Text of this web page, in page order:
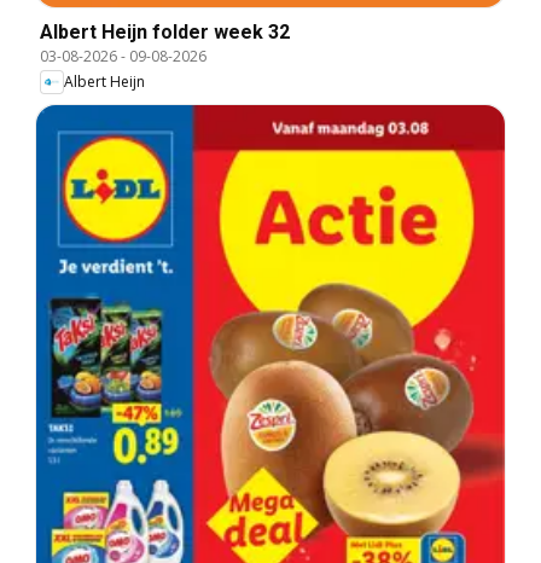
Albert Heijn folder week 32
03-08-2026- 09-08-2026
Albert Heijn